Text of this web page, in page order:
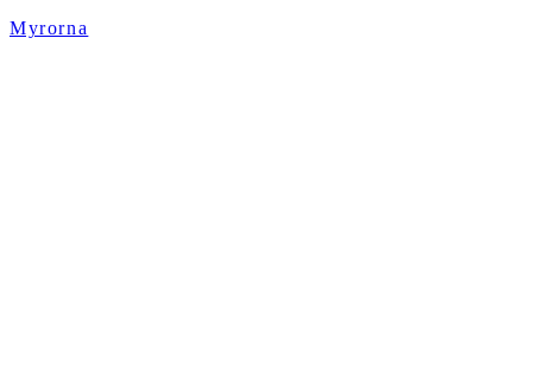
Myrorna